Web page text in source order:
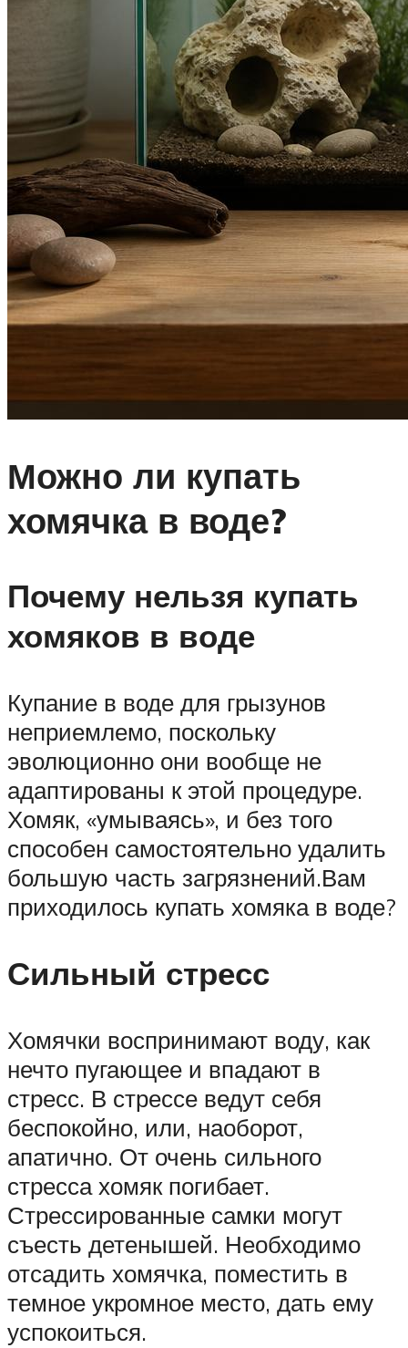
Можно ли купать
хомячка в воде?
Почему нельзя купать
хомяков в воде
Купание в воде для грызунов
неприемлемо, поскольку
эволюционно они вообще не
адаптированы к этой процедуре.
Хомяк, «умываясь», и без того
способен самостоятельно удалить
большую часть загрязнений.Вам
приходилось купать хомяка в воде?
Сильный стресс
Хомячки воспринимают воду, как
нечто пугающее и впадают в
стресс. В стрессе ведут себя
беспокойно, или, наоборот,
апатично. От очень сильного
стресса хомяк погибает.
Стрессированные самки могут
съесть детенышей. Необходимо
отсадить хомячка, поместить в
темное укромное место, дать ему
успокоиться.